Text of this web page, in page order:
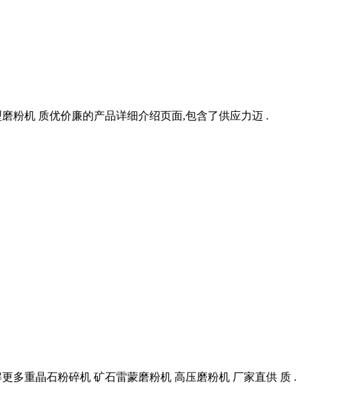
粉机 质优价廉的产品详细介绍页面,包含了供应力迈 .
多重晶石粉碎机 矿石雷蒙磨粉机 高压磨粉机 厂家直供 质 .